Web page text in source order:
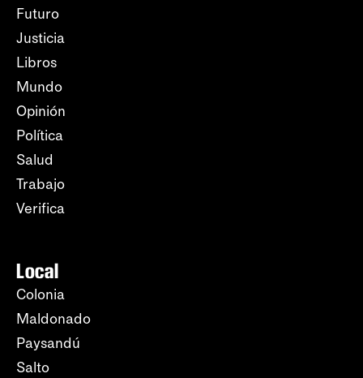
Futuro
Justicia
Libros
Mundo
Opinión
Política
Salud
Trabajo
Verifica
Local
Colonia
Maldonado
Paysandú
Salto